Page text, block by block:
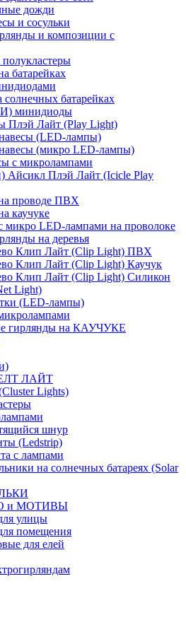
дожди
и сосульки
и композиции с
батарейках
батарейках
минидиоды
Плэй Лайт (Play Light)
(LED-лампы)
(микро LED-лампы)
с микролампами
Айсикл Плэй Лайт (Icicle Play
проводе ПВХ
каучуке
микро LED-лампами на проволоке
на деревья
Клип Лайт (Clip Light) ПВХ
Клип Лайт (Clip Light) Каучук
Клип Лайт (Clip Light) Силикон
Light)
(LED-лампы)
гирлянды на КАУЧУКЕ
ЛАЙТ
Lights)
шнур
(Ledstrip)
с лампами
на солнечных батареях (Solar
и МОТИВЫ
улицы
помещения
для елей